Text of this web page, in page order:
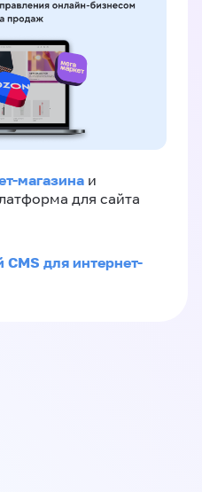
магазина и
для сайта
для интернет-